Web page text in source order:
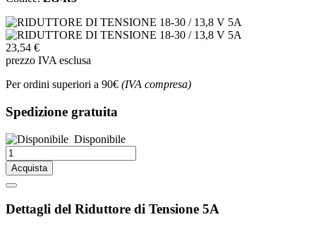
23,54 €
prezzo IVA esclusa
Per ordini superiori a 90€ (IVA compresa)
Spedizione gratuita
Disponibile
Acquista
Dettagli del Riduttore di Tensione 5A